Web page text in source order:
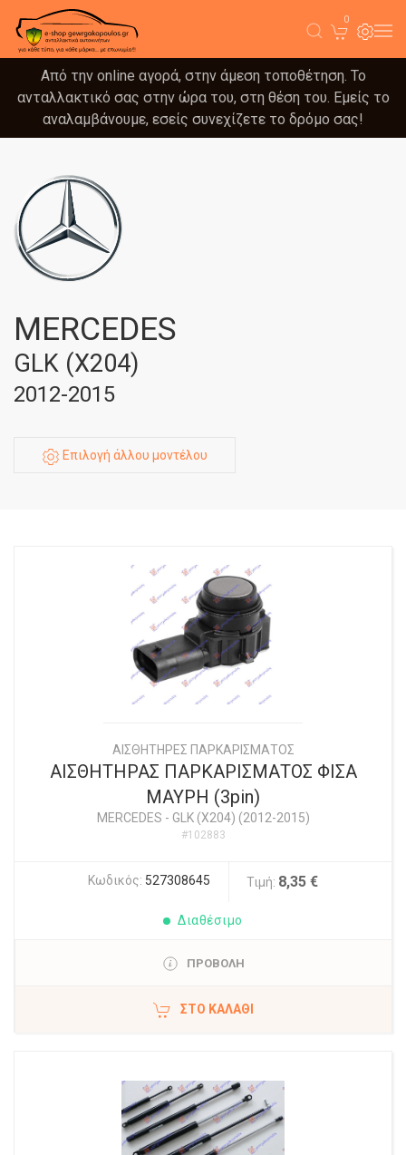
0
Από την online αγορά, στην άμεση τοποθέτηση. Το
ανταλλακτικό σας στην ώρα του, στη θέση του. Εμείς το
αναλαμβάνουμε, εσείς συνεχίζετε το δρόμο σας!
MERCEDES
GLK (X204)
2012-2015
Επιλογή άλλου μοντέλου
ΑΙΣΘΗΤΗΡΕΣ ΠΑΡΚΑΡΙΣΜΑΤΟΣ
ΑΙΣΘΗΤΗΡΑΣ ΠΑΡΚΑΡΙΣΜΑΤΟΣ ΦΙΣΑ
ΜΑΥΡΗ (3pin)
MERCEDES - GLK (X204) (2012-2015)
#102883
Κωδικός: 527308645 Τιμή: 8,35 €
Διαθέσιμο
ΠΡΟΒΟΛΗ
ΣΤΟ ΚΑΛΆΘΙ